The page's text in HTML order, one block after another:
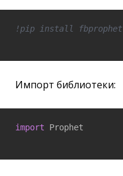
!pip install fbprophet
Импорт библиотеки:
import Prophet